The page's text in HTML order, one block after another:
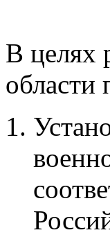
В целях
области